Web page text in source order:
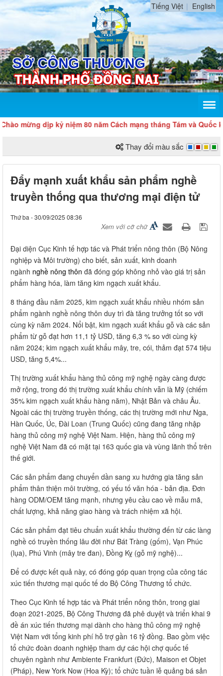
Tiếng Việt English
dịp kỷ niệm 80 năm Cách mạng tháng Tám và Quốc khánh
Thay đổi màu sắc
Đẩy mạnh xuất khẩu sản phẩm nghề
truyền thống qua thương mại điện tử
Thứ ba - 30/09/2025 08:36
Xem với cỡ chữ
Đại diện Cục Kinh tế hợp tác và Phát triển nông thôn (Bộ Nông
nghiệp và Môi trường) cho biết, sản xuất, kinh doanh
ngành nghề nông thôn đã đóng góp không nhỏ vào giá trị sản
phẩm hàng hóa, làm tăng kim ngạch xuất khẩu.
8 tháng đầu năm 2025, kim ngạch xuất khẩu nhiều nhóm sản
phẩm ngành nghề nông thôn duy trì đà tăng trưởng tốt so với
cùng kỳ năm 2024. Nổi bật, kim ngạch xuất khẩu gỗ và các sản
phẩm từ gỗ đạt hơn 11,1 tỷ USD, tăng 6,3 % so với cùng kỳ
năm 2024; kim ngạch xuất khẩu mây, tre, cói, thảm đạt 574 tiệu
USD, tăng 5,4%...
Thị trường xuất khẩu hàng thủ công mỹ nghệ ngày càng được
mở rộng, trong đó thị trường xuất khẩu chính vẫn là Mỹ (chiếm
35% kim ngạch xuất khẩu hàng năm), Nhật Bản và châu Âu.
Ngoài các thị trường truyền thống, các thị trường mới như Nga,
Hàn Quốc, Úc, Đài Loan (Trung Quốc) cũng đang tăng nhập
hàng thủ công mỹ nghệ Việt Nam. Hiện, hàng thủ công mỹ
nghệ Việt Nam đã có mặt tại 163 quốc gia và vùng lãnh thổ trên
thế giới.
Các sản phẩm đang chuyển dần sang xu hướng gia tăng sản
phẩm thân thiện môi trường, có yếu tố văn hóa - bản địa. Đơn
hàng ODM/OEM tăng mạnh, nhưng yêu cầu cao về mẫu mã,
chất lượng, khả năng giao hàng và trách nhiệm xã hội.
Các sản phẩm đạt tiêu chuẩn xuất khẩu thường đến từ các làng
nghề có truyền thống lâu đời như Bát Tràng (gốm), Vạn Phúc
(lụa), Phú Vinh (mây tre đan), Đồng Kỵ (gỗ mỹ nghệ)...
Để có được kết quả này, có đóng góp quan trọng của công tác
xúc tiến thương mại quốc tế do Bộ Công Thương tổ chức.
Theo Cục Kinh tế hợp tác và Phát triển nông thôn, trong giai
đoạn 2021-2025, Bộ Công Thương đã phê duyệt và triển khai 9
đề án xúc tiến thương mại dành cho hàng thủ công mỹ nghệ
Việt Nam với tổng kinh phí hỗ trợ gần 16 tỷ đồng. Bao gồm việc
tổ chức đoàn doanh nghiệp tham dự các hội chợ quốc tế
chuyên ngành như Ambiente Frankfurt (Đức), Maison et Objet
(Pháp), New York Now (Hoa Kỳ); tổ chức tuần lễ quảng bá sản